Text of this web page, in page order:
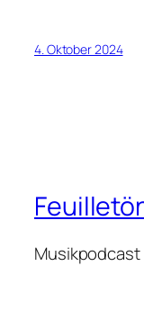
4. Oktober 2024